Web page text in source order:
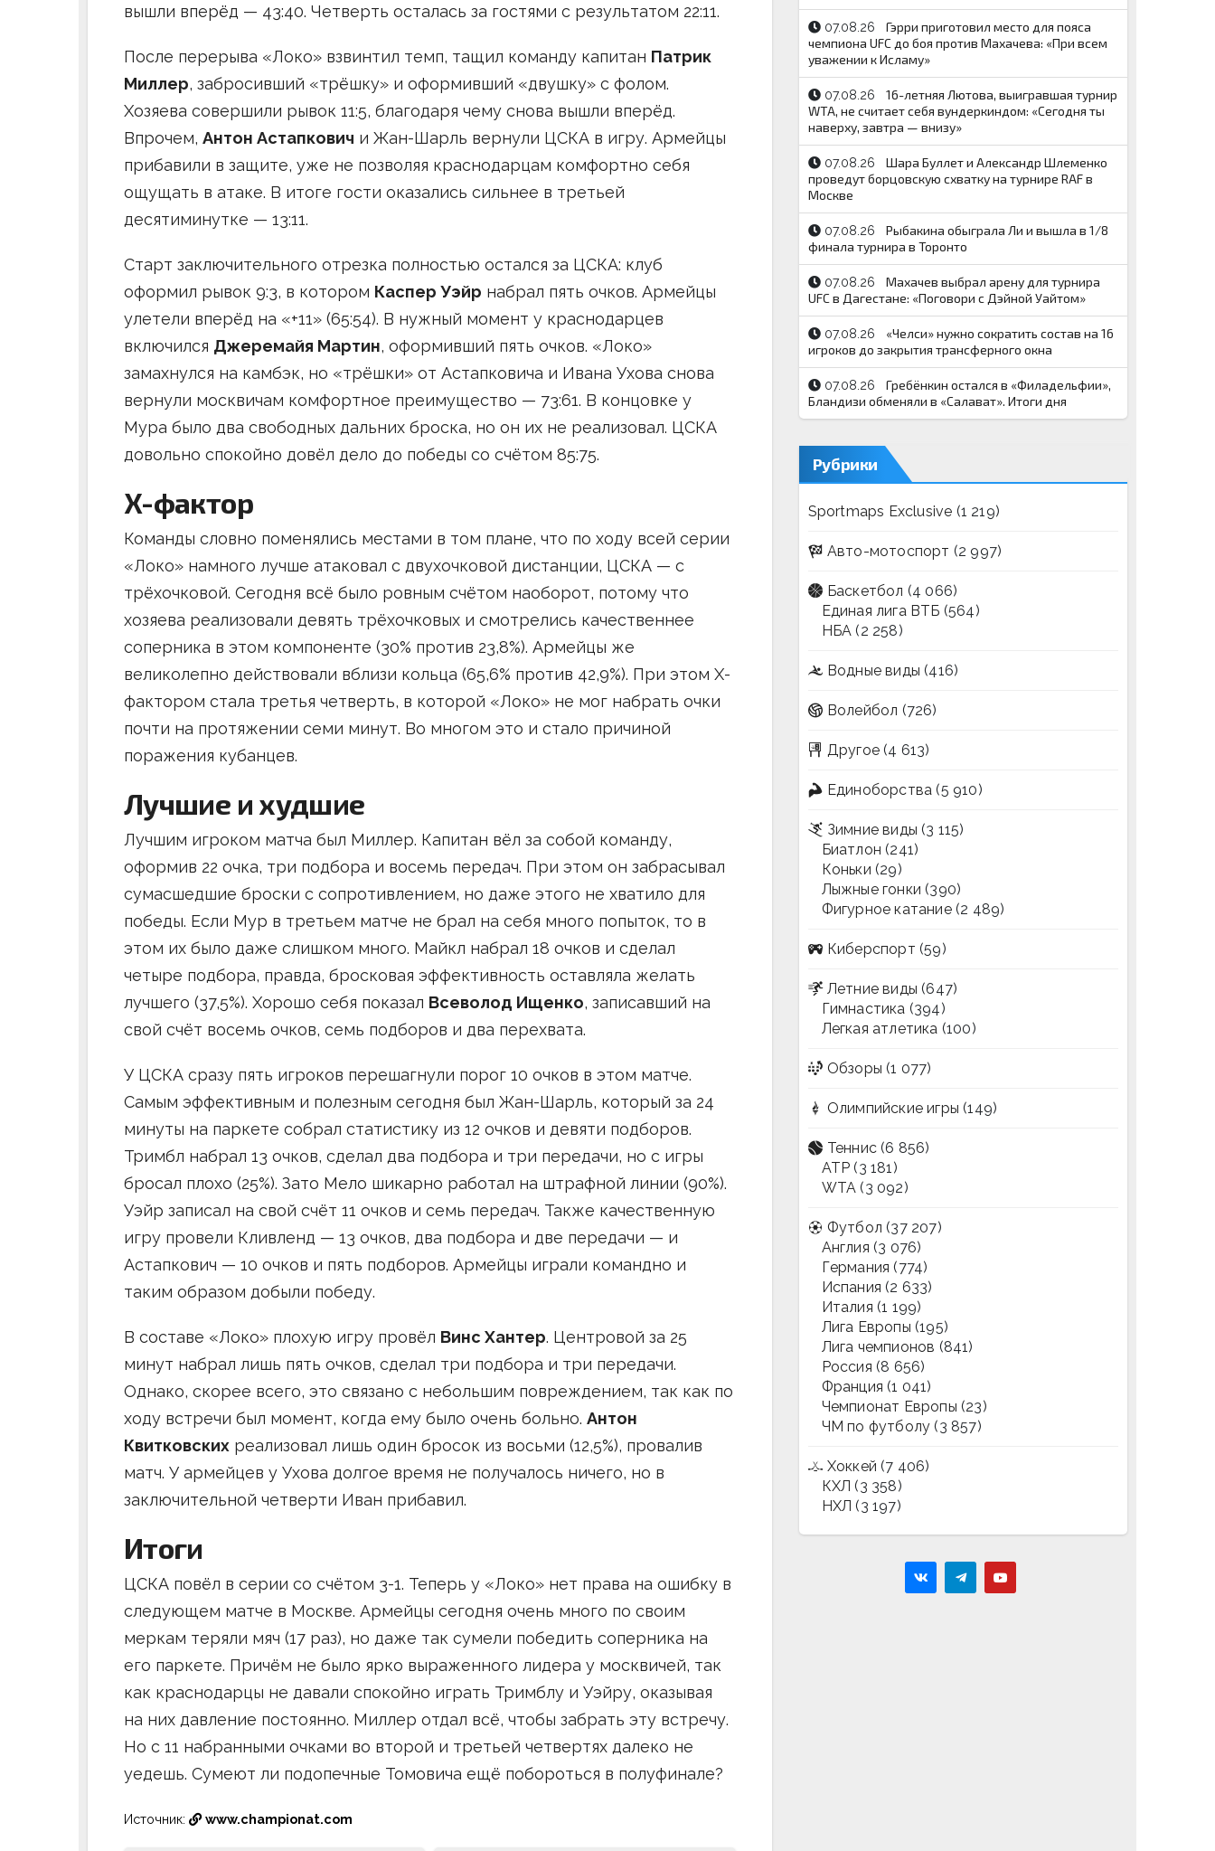
вышли вперёд — 43:40. Четверть осталась за гостями с результатом 22:11.
После перерыва «Локо» взвинтил темп, тащил команду капитан Патрик
Миллер, забросивший «трёшку» и оформивший «двушку» с фолом.
Хозяева совершили рывок 11:5, благодаря чему снова вышли вперёд.
Впрочем, Антон Астапкович и Жан-Шарль вернули ЦСКА в игру. Армейцы
прибавили в защите, уже не позволяя краснодарцам комфортно себя
ощущать в атаке. В итоге гости оказались сильнее в третьей
десятиминутке — 13:11.
Старт заключительного отрезка полностью остался за ЦСКА: клуб
оформил рывок 9:3, в котором Каспер Уэйр набрал пять очков. Армейцы
улетели вперёд на «+11» (65:54). В нужный момент у краснодарцев
включился Джеремайя Мартин, оформивший пять очков. «Локо»
замахнулся на камбэк, но «трёшки» от Астапковича и Ивана Ухова снова
вернули москвичам комфортное преимущество — 73:61. В концовке у
Мура было два свободных дальних броска, но он их не реализовал. ЦСКА
довольно спокойно довёл дело до победы со счётом 85:75.
X-фактор
Команды словно поменялись местами в том плане, что по ходу всей серии
«Локо» намного лучше атаковал с двухочковой дистанции, ЦСКА — с
трёхочковой. Сегодня всё было ровным счётом наоборот, потому что
хозяева реализовали девять трёхочковых и смотрелись качественнее
соперника в этом компоненте (30% против 23,8%). Армейцы же
великолепно действовали вблизи кольца (65,6% против 42,9%). При этом X-
фактором стала третья четверть, в которой «Локо» не мог набрать очки
почти на протяжении семи минут. Во многом это и стало причиной
поражения кубанцев.
Лучшие и худшие
Лучшим игроком матча был Миллер. Капитан вёл за собой команду,
оформив 22 очка, три подбора и восемь передач. При этом он забрасывал
сумасшедшие броски с сопротивлением, но даже этого не хватило для
победы. Если Мур в третьем матче не брал на себя много попыток, то в
этом их было даже слишком много. Майкл набрал 18 очков и сделал
четыре подбора, правда, бросковая эффективность оставляла желать
лучшего (37,5%). Хорошо себя показал Всеволод Ищенко, записавший на
свой счёт восемь очков, семь подборов и два перехвата.
У ЦСКА сразу пять игроков перешагнули порог 10 очков в этом матче.
Самым эффективным и полезным сегодня был Жан-Шарль, который за 24
минуты на паркете собрал статистику из 12 очков и девяти подборов.
Тримбл набрал 13 очков, сделал два подбора и три передачи, но с игры
бросал плохо (25%). Зато Мело шикарно работал на штрафной линии (90%).
Уэйр записал на свой счёт 11 очков и семь передач. Также качественную
игру провели Кливленд — 13 очков, два подбора и две передачи — и
Астапкович — 10 очков и пять подборов. Армейцы играли командно и
таким образом добыли победу.
В составе «Локо» плохую игру провёл Винс Хантер. Центровой за 25
минут набрал лишь пять очков, сделал три подбора и три передачи.
Однако, скорее всего, это связано с небольшим повреждением, так как по
ходу встречи был момент, когда ему было очень больно. Антон
Квитковских реализовал лишь один бросок из восьми (12,5%), провалив
матч. У армейцев у Ухова долгое время не получалось ничего, но в
заключительной четверти Иван прибавил.
Итоги
ЦСКА повёл в серии со счётом 3-1. Теперь у «Локо» нет права на ошибку в
следующем матче в Москве. Армейцы сегодня очень много по своим
меркам теряли мяч (17 раз), но даже так сумели победить соперника на
его паркете. Причём не было ярко выраженного лидера у москвичей, так
как краснодарцы не давали спокойно играть Тримблу и Уэйру, оказывая
на них давление постоянно. Миллер отдал всё, чтобы забрать эту встречу.
Но с 11 набранными очками во второй и третьей четвертях далеко не
уедешь. Сумеют ли подопечные Томовича ещё побороться в полуфинале?
Источник: www.championat.com
07.08.26
Гэрри приготовил место для пояса
чемпиона UFC до боя против Махачева: «При всем
уважении к Исламу»
07.08.26
16-летняя Лютова, выигравшая турнир
WTA, не считает себя вундеркиндом: «Сегодня ты
наверху, завтра — внизу»
07.08.26
Шара Буллет и Александр Шлеменко
проведут борцовскую схватку на турнире RAF в
Москве
07.08.26
Рыбакина обыграла Ли и вышла в 1/8
финала турнира в Торонто
07.08.26
Махачев выбрал арену для турнира
UFC в Дагестане: «Поговори с Дэйной Уайтом»
07.08.26
«Челси» нужно сократить состав на 16
игроков до закрытия трансферного окна
07.08.26
Гребёнкин остался в «Филадельфии»,
Бландизи обменяли в «Салават». Итоги дня
Рубрики
Sportmaps Exclusive (1 219)
Авто-мотоспорт (2 997)
Баскетбол (4 066)
Единая лига ВТБ (564)
НБА (2 258)
Водные виды (416)
Волейбол (726)
Другое (4 613)
Единоборства (5 910)
Зимние виды (3 115)
Биатлон (241)
Коньки (29)
Лыжные гонки (390)
Фигурное катание(2 489)
Киберспорт (59)
Летние виды (647)
Гимнастика (394)
Легкая атлетика (100)
Обзоры (1 077)
Олимпийские игры (149)
Теннис (6 856)
ATP (3 181)
WTA (3 092)
Футбол (37 207)
Англия (3 076)
Германия (774)
Испания (2 633)
Италия (1 199)
Лига Европы (195)
Лига чемпионов (841)
Россия (8 656)
Франция (1 041)
Чемпионат Европы (23)
ЧМ по футболу (3 857)
Хоккей (7 406)
КХЛ (3 358)
НХЛ (3 197)